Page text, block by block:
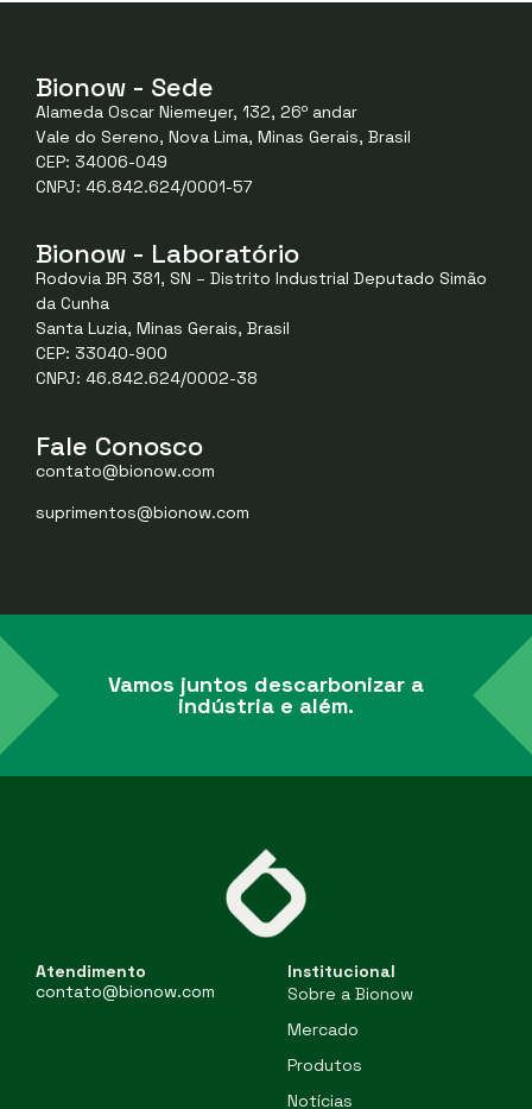
Bionow - Sede
Alameda Oscar Niemeyer, 132, 26º andar
Vale do Sereno, Nova Lima, Minas Gerais, Brasil
CEP: 34006-049
CNPJ: 46.842.624/0001-57
Bionow - Laboratório
Rodovia BR 381, SN – Distrito Industrial Deputado Simão
da Cunha
Santa Luzia, Minas Gerais, Brasil
CEP: 33040-900
CNPJ: 46.842.624/0002-38
Fale Conosco
contato@bionow.com
suprimentos@bionow.com
Vamos juntos descarbonizar a
indústria e além.
Atendimento
contato@bionow.com
Institucional
Sobre a Bionow
Mercado
Produtos
Notícias